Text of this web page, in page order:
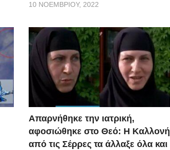
10 ΝΟΕΜΒΡΊΟΥ, 2022
Απαρνήθηκε την ιατρική,
αφοσιώθηκε στο Θεό: Η Καλλονή
από τις Σέρρες τα άλλαξε όλα και